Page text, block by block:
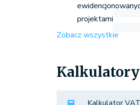
projektami
Zobacz wszystkie
Kalkulatory